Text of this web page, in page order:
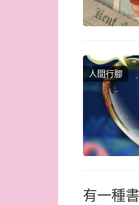
人間行腳
有一種